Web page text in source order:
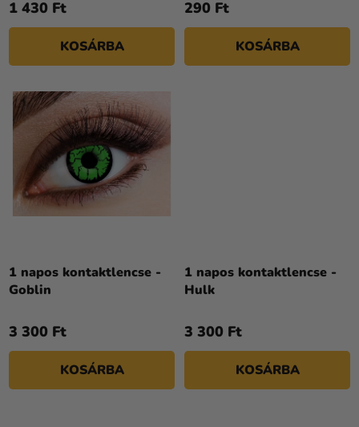
E
1 430 Ft
KOSÁRBA
290 Ft
KOSÁRBA
1 napos kontaktlencse -
Goblin
3 300 Ft
KOSÁRBA
1 napos kontaktlencse -
Hulk
3 300 Ft
KOSÁRBA